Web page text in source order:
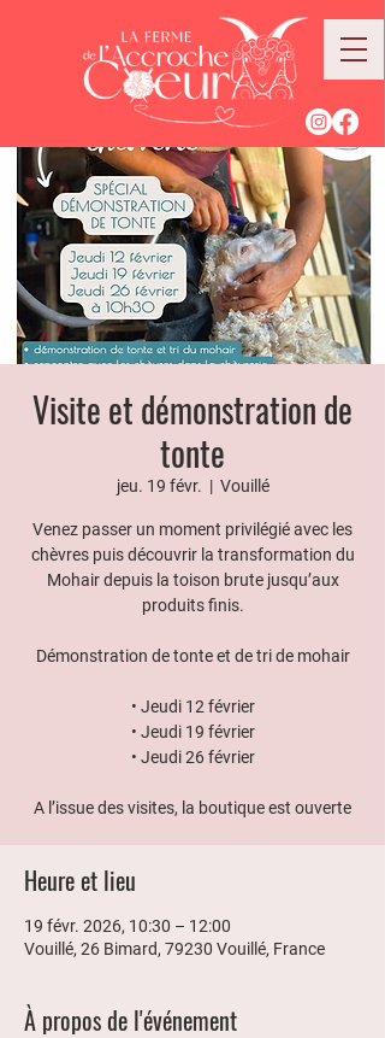
Visite et démonstration de
tonte
jeu. 19 févr.
  |
Vouillé
Venez passer un moment privilégié avec les
chèvres puis découvrir la transformation du
Mohair depuis la toison brute jusqu’aux
produits finis.
Démonstration de tonte et de tri de mohair
• Jeudi 12 février
• Jeudi 19 février
• Jeudi 26 février
A l’issue des visites, la boutique est ouverte
Heure et lieu
19 févr. 2026, 10:30 – 12:00
Vouillé, 26 Bimard, 79230 Vouillé, France
À propos de l'événement